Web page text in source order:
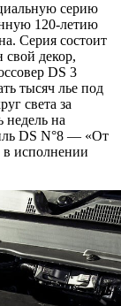
серию
120-летию
Серия состоит
декор,
DS 3
тысяч лье под
света за
недель на
DS N°8 — «От
исполнении